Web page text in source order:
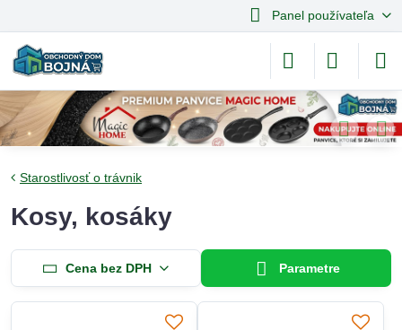
Panel používateľa
Starostlivosť o trávnik
Kosy, kosáky
Cena bez DPH Parametre